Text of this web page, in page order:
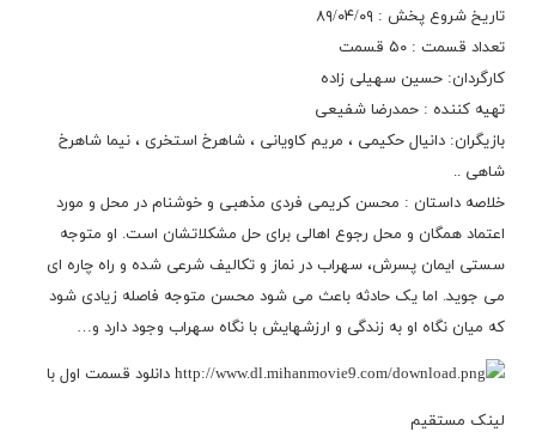
تاریخ شروع پخش : ۸۹/۰۴/۰۹
تعداد قسمت : ۵۰ قسمت
کارگردان: حسین سهیلی ‌زاده
تهیه کننده : حمدرضا شفیعی
بازیگران: دانیال حکیمی ، مریم کاویانی ، شاهرخ استخری ، نیما شاهرخ
شاهی ..
خلاصه داستان : محسن کریمی فردی مذهبی و خوشنام در محل و مورد
اعتماد همگان و محل رجوع اهالی برای حل مشکلاتشان است. او متوجه
سستی ایمان پسرش، سهراب در نماز و تکالیف شرعی شده و راه چاره ای
می جوید. اما یک حادثه باعث می شود محسن متوجه فاصله زیادی شود
که میان نگاه او به زندگی و ارزشهایش با نگاه سهراب وجود دارد و…
دانلود قسمت اول با
لینک مستقیم